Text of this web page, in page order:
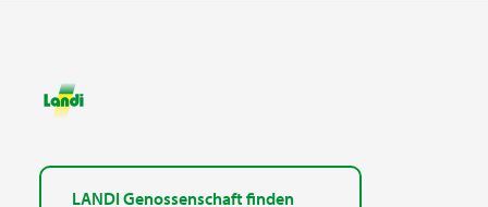
LANDI Genossenschaft finden